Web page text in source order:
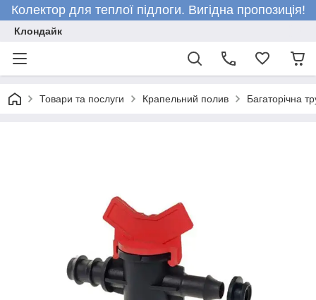
Колектор для теплої підлоги. Вигідна пропозиція!
Клондайк
Товари та послуги Крапельний полив Багаторічна